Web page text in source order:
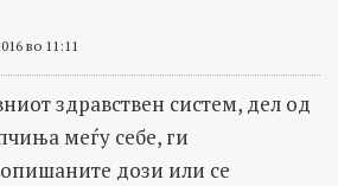
во 11:11
здравствен систем, дел од
меѓу себе, ги
дози или се